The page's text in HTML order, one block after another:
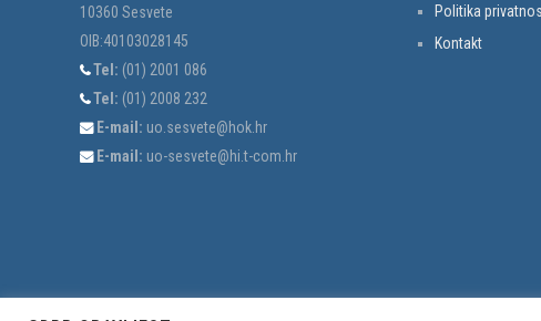
10360 Sesvete
OIB:40103028145
Tel: (01) 2001 086
Tel: (01) 2008 232
E-mail: uo.sesvete@hok.hr
E-mail: uo-sesvete@hi.t-com.hr
Politika
Kontakt